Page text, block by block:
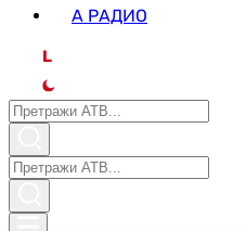
А РАДИО
L